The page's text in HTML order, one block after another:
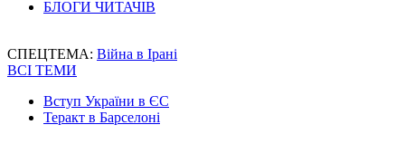
БЛОГИ ЧИТАЧІВ
СПЕЦТЕМА: Війна в Ірані
ВСІ ТЕМИ
Вступ України в ЄС
Теракт в Барселоні